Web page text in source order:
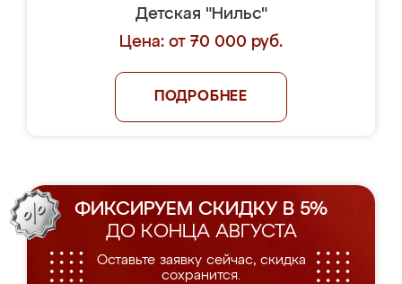
Детская "Нильс"
Цена: от 70 000 руб.
ПОДРОБНЕЕ
ФИКСИРУЕМ СКИДКУ В 5%
ДО КОНЦА АВГУСТА
Оставьте заявку сейчас, скидка
сохранится.